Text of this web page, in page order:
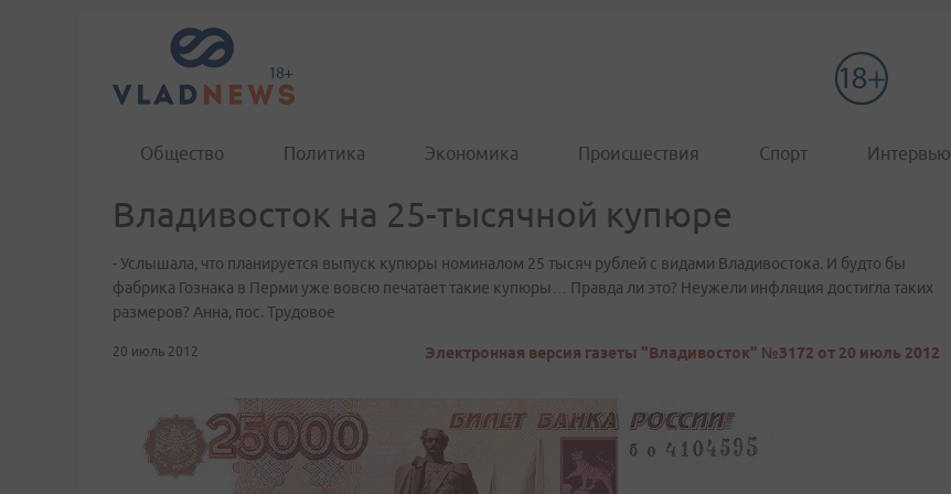
Общество Политика Экономика Происшествия Спорт Интервью
Владивосток на 25-тысячной купюре
- Услышала, что планируется выпуск купюры номиналом 25 тысяч рублей с видами Владивостока. И будто бы
фабрика Гознака в Перми уже вовсю печатает такие купюры… Правда ли это? Неужели инфляция достигла таких
размеров? Анна, пос. Трудовое
20 июль 2012 Электронная версия газеты "Владивосток" №3172 от 20 июль 2012